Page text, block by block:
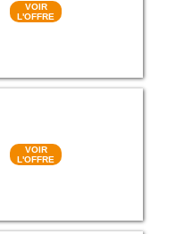
VOIR
L'OFFRE
VOIR
L'OFFRE